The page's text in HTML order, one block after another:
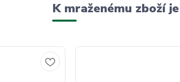
K mraženému zboží